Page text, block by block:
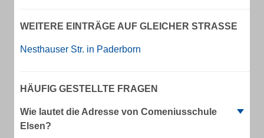
WEITERE EINTRÄGE AUF GLEICHER STRASSE
Nesthauser Str. in Paderborn
HÄUFIG GESTELLTE FRAGEN
Wie lautet die Adresse von Comeniusschule
Elsen?